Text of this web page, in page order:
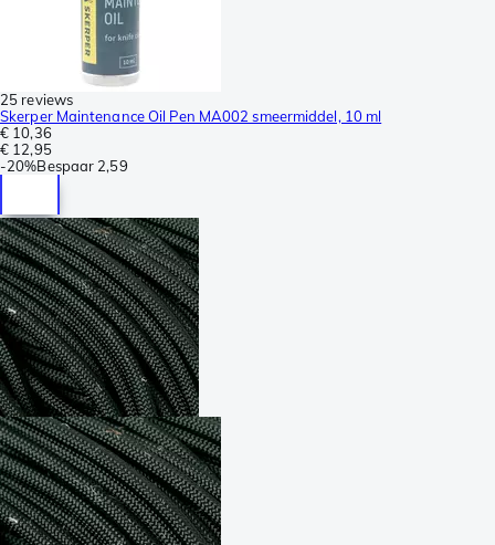
25 reviews
Skerper Maintenance Oil Pen MA002 smeermiddel, 10 ml
€ 10,36
€ 12,95
-20%Bespaar 2,59